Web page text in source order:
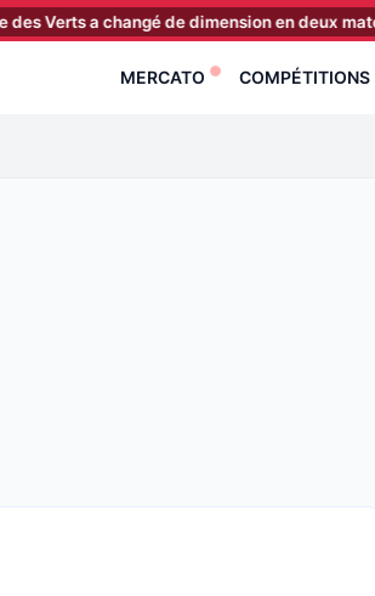
a changé de dimension en deux matches !
MERCATO COMPÉTITIONS